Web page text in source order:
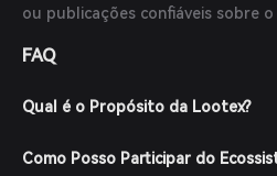
ou publicações confiáveis sobre
FAQ
Qual é o Propósito da Lootex?
Como Posso Participar do